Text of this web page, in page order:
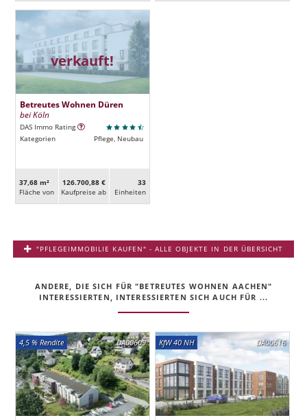
verkauft!
Betreutes Wohnen Düren
bei Köln
DAS Immo Rating
Kategorien
Pflege, Neubau
37,68 m²
Fläche von
126.700,88 €
Kaufpreise ab
33
Ein­heiten
"PFLEGEIMMOBILIE KAUFEN" - ALLE OBJEKTE IN DER ÜBERSICHT
ANDERE, DIE SICH FÜR "BETREUTES WOHNEN AACHEN"
INTERESSIERTEN, INTERESSIERTEN SICH AUCH FÜR ...
DA00609
4,5 % Rendite DA00616
KfW 40 NH